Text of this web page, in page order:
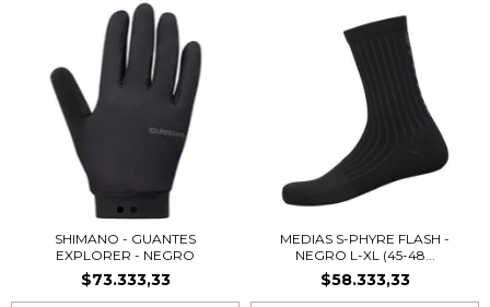
SHIMANO - GUANTES
EXPLORER - NEGRO
$73.333,33
MEDIAS S-PHYRE FLASH -
NEGRO L-XL (45-48...
$58.333,33